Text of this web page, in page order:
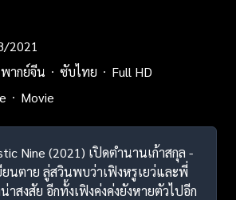
2021
พากย์จีน ซับไทย
Full HD
Movie
Nine (2021) เปิดตํานานเก้าสกุล -
ยนตาย ลู่สวินพบว่าเฟิงหรูเยว่และพี่
าสงสัย อีกทั้งเฟิงค่งค่งยังหายตัวไปอีก